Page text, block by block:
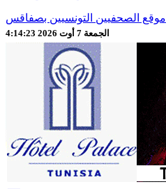
موقع الصحفيين التونسيين بصفاقس
الجمعة 7 أوت 2026 4:14:26